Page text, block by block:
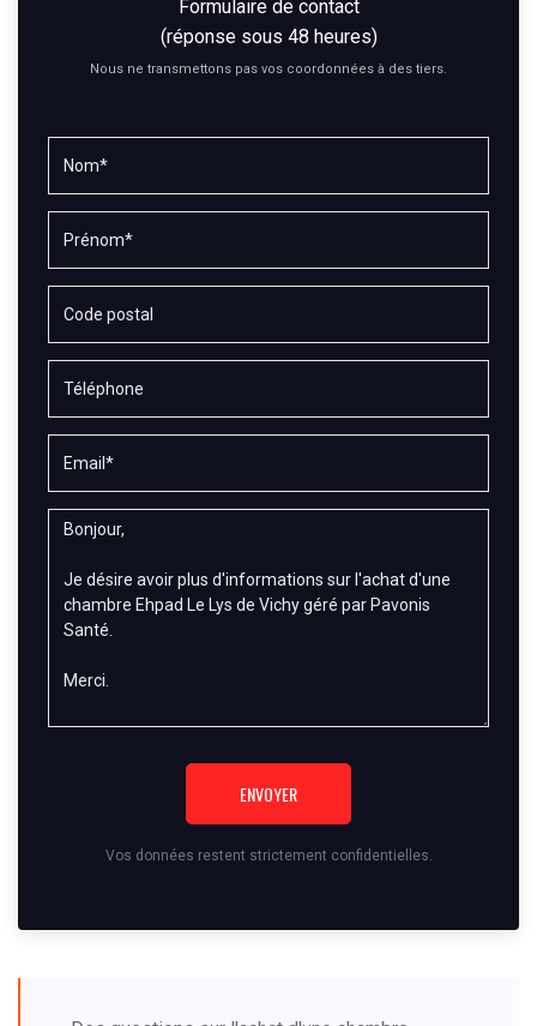
Formulaire de contact
(réponse sous 48 heures)
Nous ne transmettons pas vos coordonnées à des tiers.
ENVOYER
Vos données restent strictement confidentielles.